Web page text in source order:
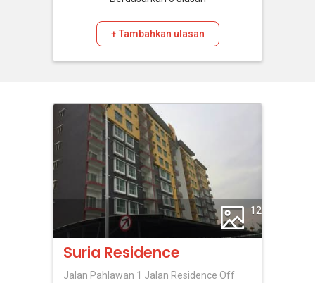
+ Tambahkan ulasan
12
Suria Residence
Jalan Pahlawan 1 Jalan Residence Off